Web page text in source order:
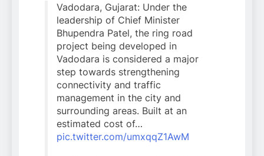
Vadodara, Gujarat: Under the
leadership of Chief Minister
Bhupendra Patel, the ring road
project being developed in
Vadodara is considered a major
step towards strengthening
connectivity and traffic
management in the city and
surrounding areas. Built at an
estimated cost of…
pic.twitter.com/umxqqZ1AwM